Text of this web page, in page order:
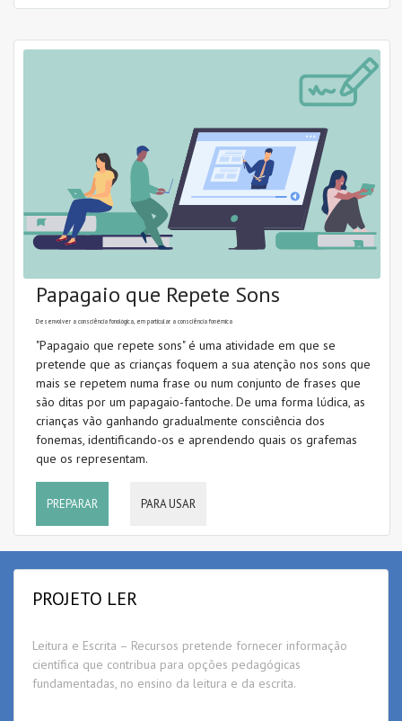
Papagaio que Repete Sons
Desenvolver a consciência fonológica, em particular a consciência fonémica
"Papagaio que repete sons" é uma atividade em que se
pretende que as crianças foquem a sua atenção nos sons que
mais se repetem numa frase ou num conjunto de frases que
são ditas por um papagaio-fantoche. De uma forma lúdica, as
crianças vão ganhando gradualmente consciência dos
fonemas, identificando-os e aprendendo quais os grafemas
que os representam.
PREPARAR PARA USAR
PROJETO LER
Leitura e Escrita – Recursos pretende fornecer informação
científica que contribua para opções pedagógicas
fundamentadas, no ensino da leitura e da escrita.